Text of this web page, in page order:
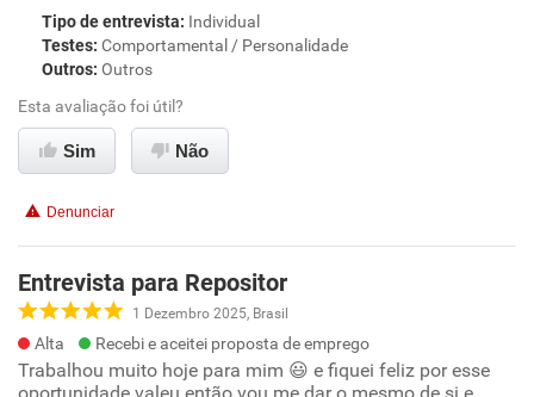
Tipo de entrevista: Individual
Testes: Comportamental / Personalidade
Outros: Outros
Esta avaliação foi útil?
Sim Não
Denunciar
Entrevista para Repositor
1 Dezembro 2025, Brasil
Alta Recebi e aceitei proposta de emprego
Trabalhou muito hoje para mim 😃 e fiquei feliz por esse